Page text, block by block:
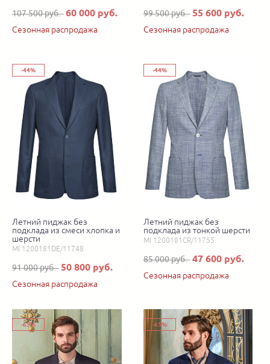
107 500 руб.60 000 руб.
Сезонная распродажа
99 500 руб. 55 600 руб.
Сезонная распродажа
-44%
Летний пиджак без
подклада из смеси хлопка и
шерсти
MI 1200181DE/11748
91 000 руб. 50 800 руб.
Сезонная распродажа
-44%
Летний пиджак без
подклада из тонкой шерсти
MI 1200181CR/11755
85 000 руб. 47 600 руб.
Сезонная распродажа
-65% -65%